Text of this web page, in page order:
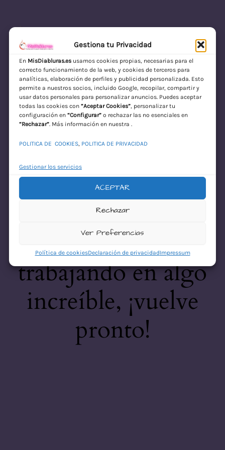
Gestiona tu Privacidad
En MisDiabluras.esusamos cookies propias, necesarias para el
correcto funcionamiento de la web, y cookies de terceros para
analíticas, elaboración de perfiles y publicidad personalizada. Esto
permite a nuestros socios, incluido Google, recopilar, compartir y
usar datos personales para personalizar anuncios. Puedes aceptar
todas las cookies con “Aceptar Cookies”, personalizar tu
configuración en “Configurar”o rechazar las no esenciales en
“Rechazar”. Más información en nuestra .
POLITICA DE COOKIES, POLITICA DE PRIVACIDAD
Gestionar los servicios
ACEPTAR
Rechazar
Ver Preferencias
Política de cookiesDeclaración de privacidadImpressum
MisDiabluras | Sexshop Online con Envío
Discreto en España
Acceder
¡Disculpa este
desastre! Estamos
trabajando en algo
increíble, ¡vuelve
pronto!